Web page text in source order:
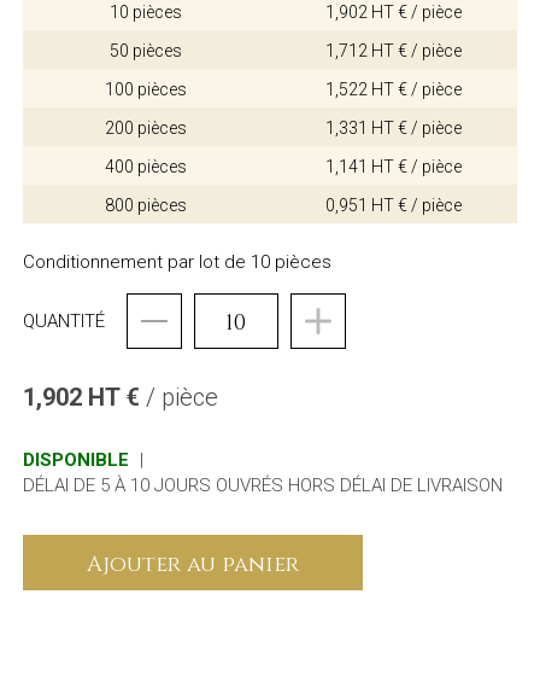
10 pièces
1,902 HT € / pièce
50 pièces
1,712 HT € / pièce
100 pièces
1,522 HT € / pièce
200 pièces
1,331 HT € / pièce
400 pièces
1,141 HT € / pièce
800 pièces
0,951 HT € / pièce
Conditionnement par lot de 10 pièces
QUANTITÉ
1,902 HT € / pièce
DISPONIBLE
|
DÉLAI DE 5 À 10 JOURS OUVRÉS HORS DÉLAI DE LIVRAISON
Ajouter au panier